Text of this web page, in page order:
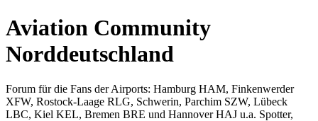
Aviation Community
Norddeutschland
Forum für die Fans der Airports: Hamburg HAM, Finkenwerder
XFW, Rostock-Laage RLG, Schwerin, Parchim SZW, Lübeck
LBC, Kiel KEL, Bremen BRE und Hannover HAJ u.a. Spotter,